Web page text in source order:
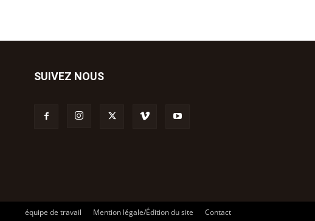
SUIVEZ NOUS
équipe de travail Mention légale/Édition du site Contact